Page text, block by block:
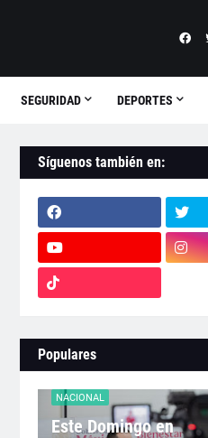
SEGURIDAD DEPORTES
Síguenos también en:
Populares
NACIONAL
Este Domingo en